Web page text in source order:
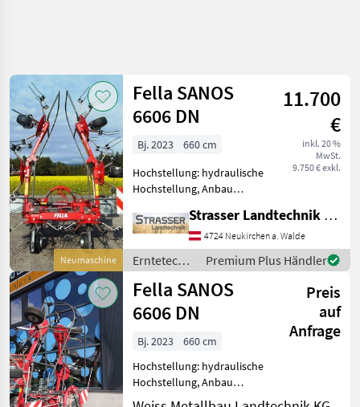
Kategorie 2 Land Filter
AKTUELLER
PFAD
Fella
Sanos
6606
Dn
KATEGORIE
WÄHLEN
Landtechnik
2
MARKTPLATZ
Marktplatz Händlerangebote Kleinanzeigen
Zurücksetzen
2
Ergebnisse
anzeigen
Neumaschine
Fella SANOS
6606 DN
11.700
€
inkl. 20 %
MwSt.
9.750 € exkl.
Bj. 2023
660 cm
Hochstellung: hydraulische
Hochstellung, Anbau
Zinkenverlustsicherung,
Grenzstreueinrichtung,
Streuwinkelverstellung,
Schutzbügel - Zentrale
Randstreueinrichtun
Strasser Landtechnik GmbH
4724 Neukirchen a. Walde
Erntetechnik
Grünland /
Fella
Premium Plus Händler
Fella SANOS
6606 DN
Preis
auf
Anfrage
Bj. 2023
660 cm
Hochstellung: hydraulische
Hochstellung, Anbau
Kreisler, Schutzbügel Zum